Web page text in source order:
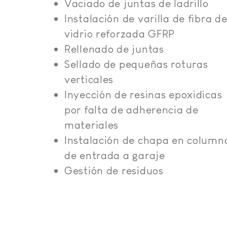
Vaciado de juntas de ladrillo
Instalación de varilla de fibra de
vidrio reforzada GFRP
Rellenado de juntas
Sellado de pequeñas roturas
verticales
Inyección de resinas epoxidicas
por falta de adherencia de
materiales
Instalación de chapa en
de entrada a garaje
Gestión de residuos